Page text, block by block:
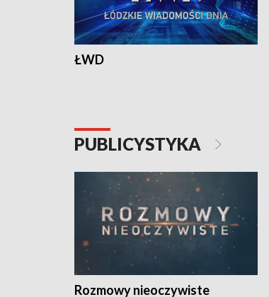
ŁWD
PUBLICYSTYKA
Rozmowy nieoczywiste